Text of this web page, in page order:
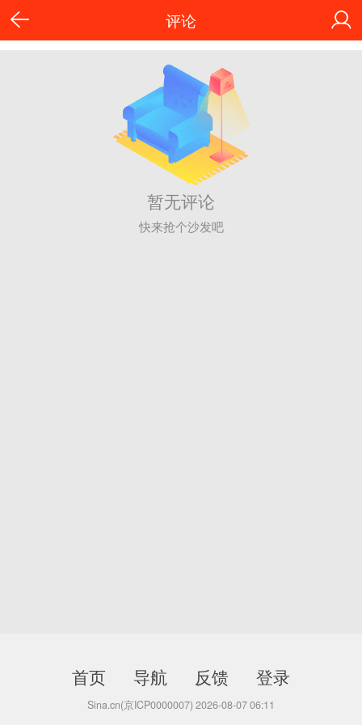
评论
暂无评论
快来抢个沙发吧
首页 导航 反馈 登录
Sina.cn(京ICP0000007) 2026-08-07 06:11